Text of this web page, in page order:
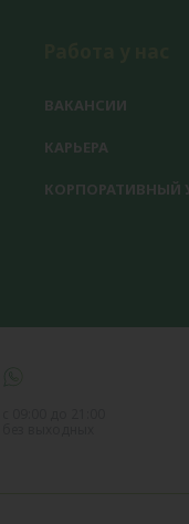
ВАКАНСИИ
КАРЬЕРА
КОРПОРАТИВНЫЙ